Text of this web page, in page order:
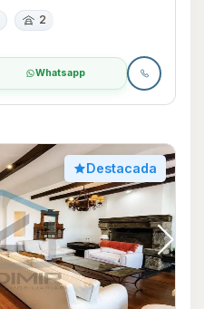
2
Whatsapp
Destacada